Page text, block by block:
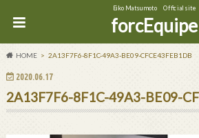
Eiko Matsumoto Official site
forcEquipe
HOME 2A13F7F6-8F1C-49A3-BE09-CFCE43FEB1DB
2020.06.17
2A13F7F6-8F1C-49A3-BE09-